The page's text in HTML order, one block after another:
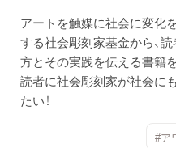
アートを触媒に社会に変化
する社会彫刻家基金から、読
方とその実践を伝える書籍
読者に社会彫刻家が社会に
たい！
#ア